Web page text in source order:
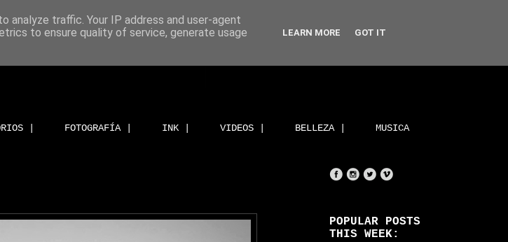
| FOTOGRAFÍA | INK | VIDEOS | BELLEZA | MUSICA
POPULAR POSTS
THIS WEEK:
analyze traffic. Your IP address and user-agent
to ensure quality of service, generate usage
LEARN MORE GOT IT